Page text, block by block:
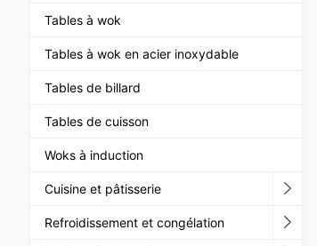
Tables à wok
Tables à wok en acier inoxydable
Tables de billard
Tables de cuisson
Woks à induction
Cuisine et pâtisserie
Refroidissement et congélation